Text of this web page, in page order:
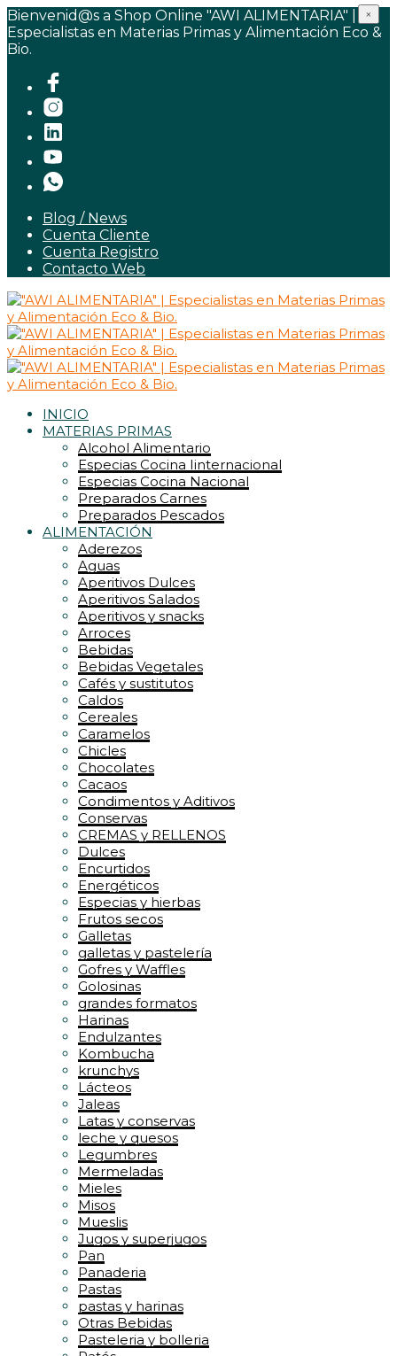
Bienvenid@s a Shop Online "AWI ALIMENTARIA" |
Especialistas en Materias Primas y Alimentación Eco &
Bio.
Blog / News
Cuenta Cliente
Cuenta Registro
Contacto Web
INICIO
MATERIAS PRIMAS
Alcohol Alimentario
Especias Cocina Iinternacional
Especias Cocina Nacional
Preparados Carnes
Preparados Pescados
ALIMENTACIÓN
Aderezos
Aguas
Aperitivos Dulces
Aperitivos Salados
Aperitivos y snacks
Arroces
Bebidas
Bebidas Vegetales
Cafés y sustitutos
Caldos
Cereales
Caramelos
Chicles
Chocolates
Cacaos
Condimentos y Aditivos
Conservas
CREMAS y RELLENOS
Dulces
Encurtidos
Energéticos
Especias y hierbas
Frutos secos
Galletas
galletas y pastelería
Gofres y Waffles
Golosinas
grandes formatos
Harinas
Endulzantes
Kombucha
krunchys
Lácteos
Jaleas
Latas y conservas
leche y quesos
Legumbres
Mermeladas
Mieles
Misos
Mueslis
Jugos y superjugos
Pan
Panaderia
Pastas
pastas y harinas
Otras Bebidas
Pasteleria y bolleria
×